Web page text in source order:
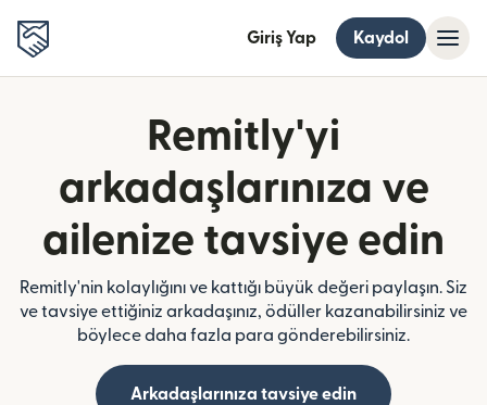
Giriş Yap Kaydol
Remitly'yi
arkadaşlarınıza ve
ailenize tavsiye edin
Remitly'nin kolaylığını ve kattığı büyük değeri paylaşın. Siz
ve tavsiye ettiğiniz arkadaşınız, ödüller kazanabilirsiniz ve
böylece daha fazla para gönderebilirsiniz.
Arkadaşlarınıza tavsiye edin